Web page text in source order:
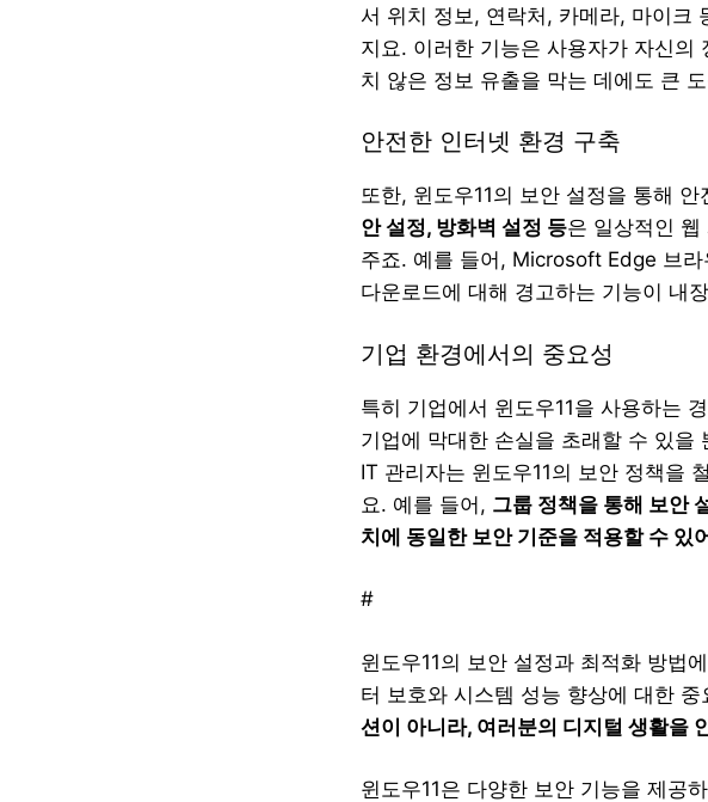
서 위치 정보, 연락처, 카메라, 마이크
지요. 이러한 기능은 사용자가 자신의
치 않은 정보 유출을 막는 데에도 큰
안전한 인터넷 환경 구축
또한, 윈도우11의 보안 설정을 통해
안 설정, 방화벽 설정 등은 일상적인
주죠. 예를 들어, Microsoft Edge 브
다운로드에 대해 경고하는 기능이 내
기업 환경에서의 중요성
특히 기업에서 윈도우11을 사용하는
기업에 막대한 손실을 초래할 수 있을
IT 관리자는 윈도우11의 보안 정책을
요. 예를 들어, 그룹 정책을 통해 보안
치에 동일한 보안 기준을 적용할 수 있
#
윈도우11의 보안 설정과 최적화 방법
터 보호와 시스템 성능 향상에 대한
션이 아니라, 여러분의 디지털 생활을
윈도우11은 다양한 보안 기능을 제공